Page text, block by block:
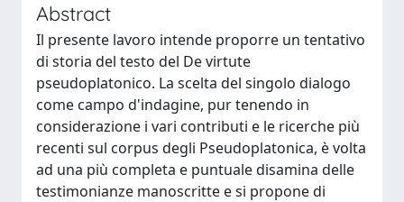
Abstract
Il presente lavoro intende proporre un tentativo
di storia del testo del De virtute
pseudoplatonico. La scelta del singolo dialogo
come campo d'indagine, pur tenendo in
considerazione i vari contributi e le ricerche più
recenti sul corpus degli Pseudoplatonica, è volta
ad una più completa e puntuale disamina delle
testimonianze manoscritte e si propone di